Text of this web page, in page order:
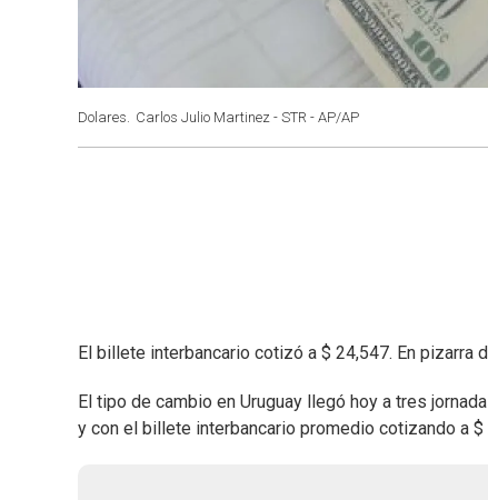
Dolares. Carlos Julio Martinez - STR - AP/AP
El billete interbancario cotizó a $ 24,547. En pizarra
El tipo de cambio en Uruguay llegó hoy a tres
y con el billete interbancario promedio cotizando a $